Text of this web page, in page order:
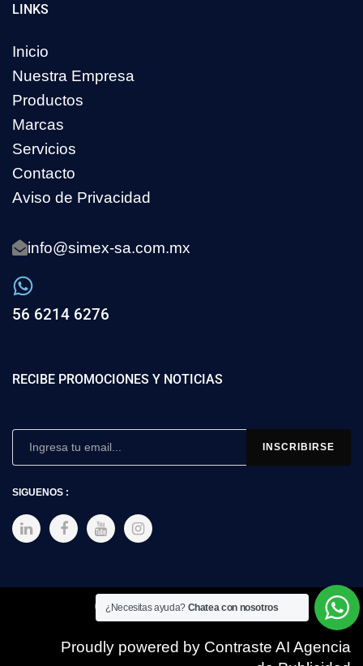
LINKS
Inicio
Nuestra Empresa
Productos
Marcas
Servicios
Contacto
Aviso de Privacidad
info@simex-sa.com.mx
56 6214 6276
RECIBE PROMOCIONES Y NOTICIAS
SIGUENOS :
Copyright © 2025 SIMEX
Proudly powered by Contraste AI Agencia
¿Necesitas ayuda? Chatea con nosotros